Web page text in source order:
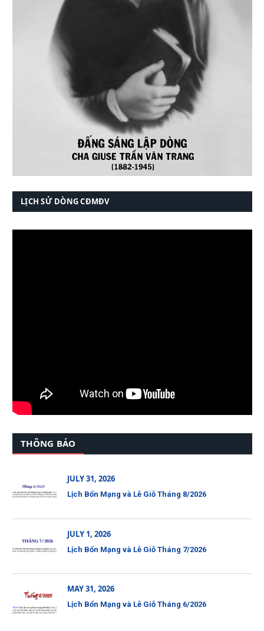
LỊCH SỬ DÒNG CĐMĐV
THÔNG BÁO
JULY 31, 2026
Lịch Bổn Mạng và Lễ Giỗ Tháng 8/2026
JULY 1, 2026
Lịch Bổn Mạng và Lễ Giỗ Tháng 7/2026
MAY 31, 2026
Lịch Bổn Mạng và Lễ Giỗ Tháng 6/2026